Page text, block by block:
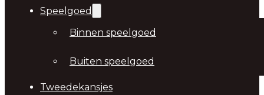
Speelgoed
Binnen speelgoed
Buiten speelgoed
Tweedekansjes